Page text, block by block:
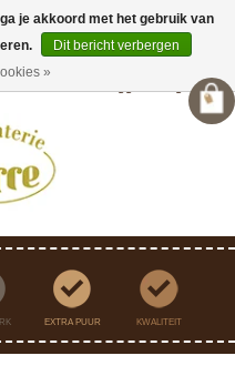
gratis
Registreren
EXTRA PUUR KWALITEIT
je akkoord met het gebruik van
Dit bericht verbergen
»